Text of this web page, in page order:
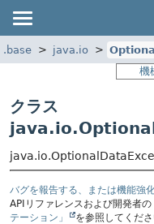
java.io
機
クラス
バグを報告する、または機能強
APIリファレンスおよび開発者の
テーション」
を参照してくだ